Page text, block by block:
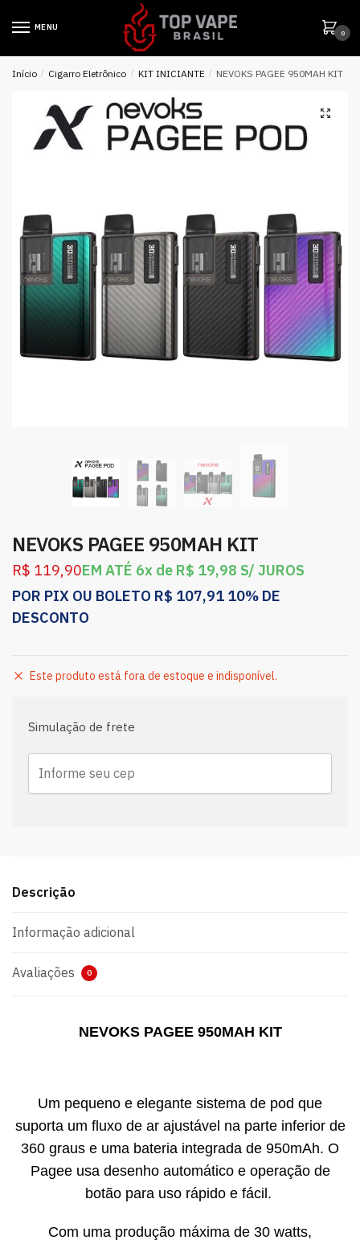
MENU
0
Início / Cigarro Eletrônico / KIT INICIANTE / NEVOKS PAGEE 950MAH KIT
NEVOKS PAGEE 950MAH KIT
R$ 119,90EM ATÉ 6x de R$ 19,98 S/ JUROS
POR PIX OU BOLETO R$ 107,91 10% DE
DESCONTO
Este produto está fora de estoque e indisponível.
Simulação de frete
Descrição
Informação adicional
Avaliações 0
NEVOKS PAGEE 950MAH KIT
Um pequeno e elegante sistema de pod que
suporta um fluxo de ar ajustável na parte inferior de
360 ​​​​graus e uma bateria integrada de 950mAh. O
Pagee usa desenho automático e operação de
botão para uso rápido e fácil.
Com uma produção máxima de 30 watts,